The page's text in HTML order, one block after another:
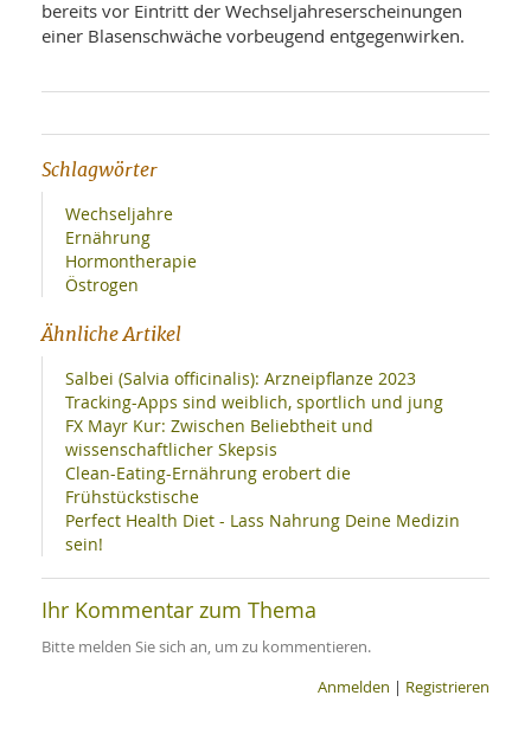
bereits vor Eintritt der Wechseljahreserscheinungen
einer Blasenschwäche vorbeugend entgegenwirken.
Schlagwörter
Wechseljahre
Ernährung
Hormontherapie
Östrogen
Ähnliche Artikel
Salbei (Salvia officinalis): Arzneipflanze 2023
Tracking-Apps sind weiblich, sportlich und jung
FX Mayr Kur: Zwischen Beliebtheit und
wissenschaftlicher Skepsis
Clean-Eating-Ernährung erobert die
Frühstückstische
Perfect Health Diet - Lass Nahrung Deine Medizin
sein!
Ihr Kommentar zum Thema
Bitte melden Sie sich an, um zu kommentieren.
Anmelden | Registrieren